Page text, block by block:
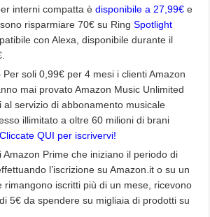
interni compatta èdisponibile a 27,99€ e
risparmiare 70€ su RingSpotlight
con Alexa, disponibile durante il
Per soli 0,99€ per 4 mesi i clienti Amazon
mai provato Amazon Music Unlimited
al servizio di abbonamento musicale
illimitato a oltre 60 milioni di brani
Cliccate QUI per iscrivervi!
Amazon Prime che iniziano il periodo di
l’iscrizione su Amazon.it o su un
rimangono iscritti più di un mese, ricevono
5€ da spendere su migliaia di prodotti su